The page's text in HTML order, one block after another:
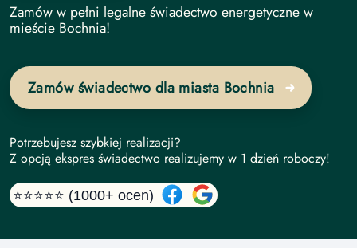
Świadectwo Energetyczne undefined
Zamów w pełni legalne świadectwo energetyczne w
mieście Bochnia!
Zamów świadectwo dla miasta Bochnia
Potrzebujesz szybkiej realizacji?
Z opcją ekspres świadectwo realizujemy w 1 dzień roboczy!
⭐⭐⭐⭐⭐ (1000+ ocen)